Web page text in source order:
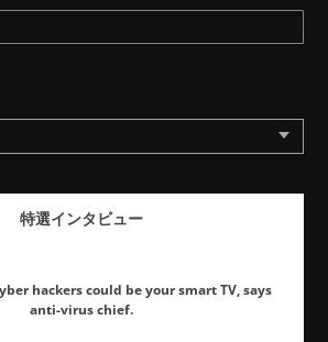
特選インタビュー
hackers could be your smart TV, says
anti-virus chief.